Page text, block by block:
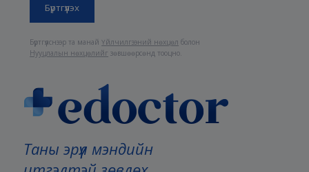
Таны эрүүл мэндийн
Бүртгүүлснээр та манайҮйлчилгээний нөхцөл болон
Нууцлалын нөхцөлийг зөвшөөрсөнд тооцно.